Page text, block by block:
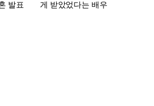
발표
게 받았었다는 배우